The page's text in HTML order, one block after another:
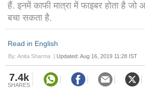
हैं. इनमें काफी मात्रा में फाइबर होता है
बचा सकता है.
Read in English
By: Anita Sharma | Updated: Aug 16, 2019 11:28 IST
7.4k
SHARES